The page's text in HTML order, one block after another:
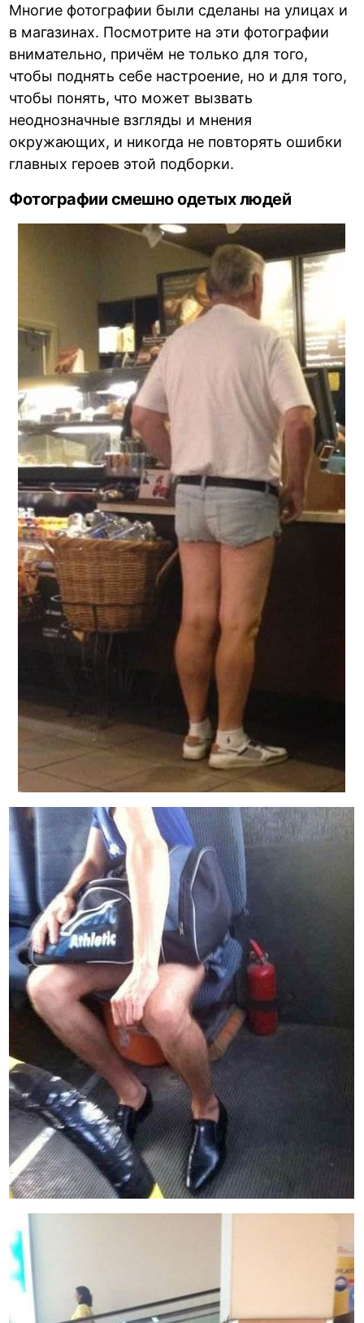
Многие фотографии были сделаны на улицах и
в магазинах. Посмотрите на эти фотографии
внимательно, причём не только для того,
чтобы поднять себе настроение, но и для того,
чтобы понять, что может вызвать
неоднозначные взгляды и мнения
окружающих, и никогда не повторять ошибки
главных героев этой подборки.
Фотографии смешно одетых людей